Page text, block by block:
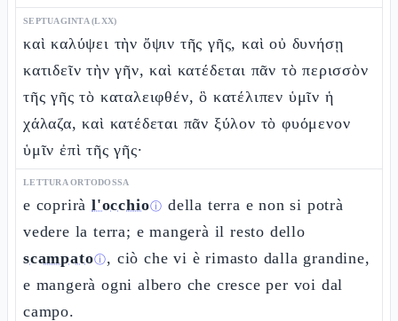
SEPTUAGINTA (LXX)
καὶ καλύψει τὴν ὄψιν τῆς γῆς, καὶ οὐ δυνήσῃ
κατιδεῖν τὴν γῆν, καὶ κατέδεται πᾶν τὸ περισσὸν
τῆς γῆς τὸ καταλειφθέν, ὃ κατέλιπεν ὑμῖν ἡ
χάλαζα, καὶ κατέδεται πᾶν ξύλον τὸ φυόμενον
ὑμῖν ἐπὶ τῆς γῆς·
LETTURA ORTODOSSA
e coprirà l'occhioⓘ della terra e non si potrà
vedere la terra; e mangerà il resto dello
scampatoⓘ, ciò che vi è rimasto dalla grandine,
e mangerà ogni albero che cresce per voi dal
campo.